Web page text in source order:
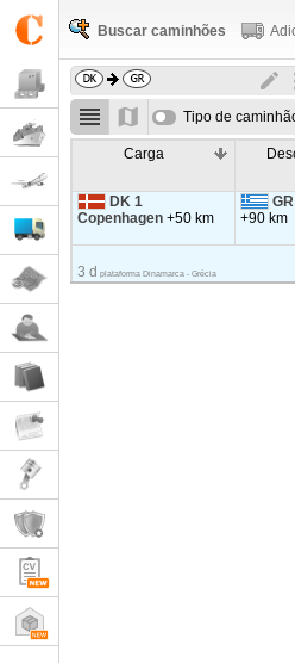
Buscar caminhões
Tipo de
Carga
DK 1
Copenhagen+50 km
+90 km
3 d plataforma Dinamarca - Grécia